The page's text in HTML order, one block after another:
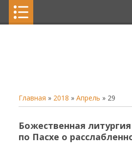
Главная » 2018 » Апрель » 29
Божественная
по Пасхе о